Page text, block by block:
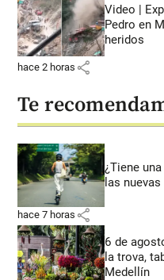
Video |
Pedro en
heridos
hace 2 horas share
Te
¿Tiene
las
hace 7 horas share
6 de
la trova,
Medellín